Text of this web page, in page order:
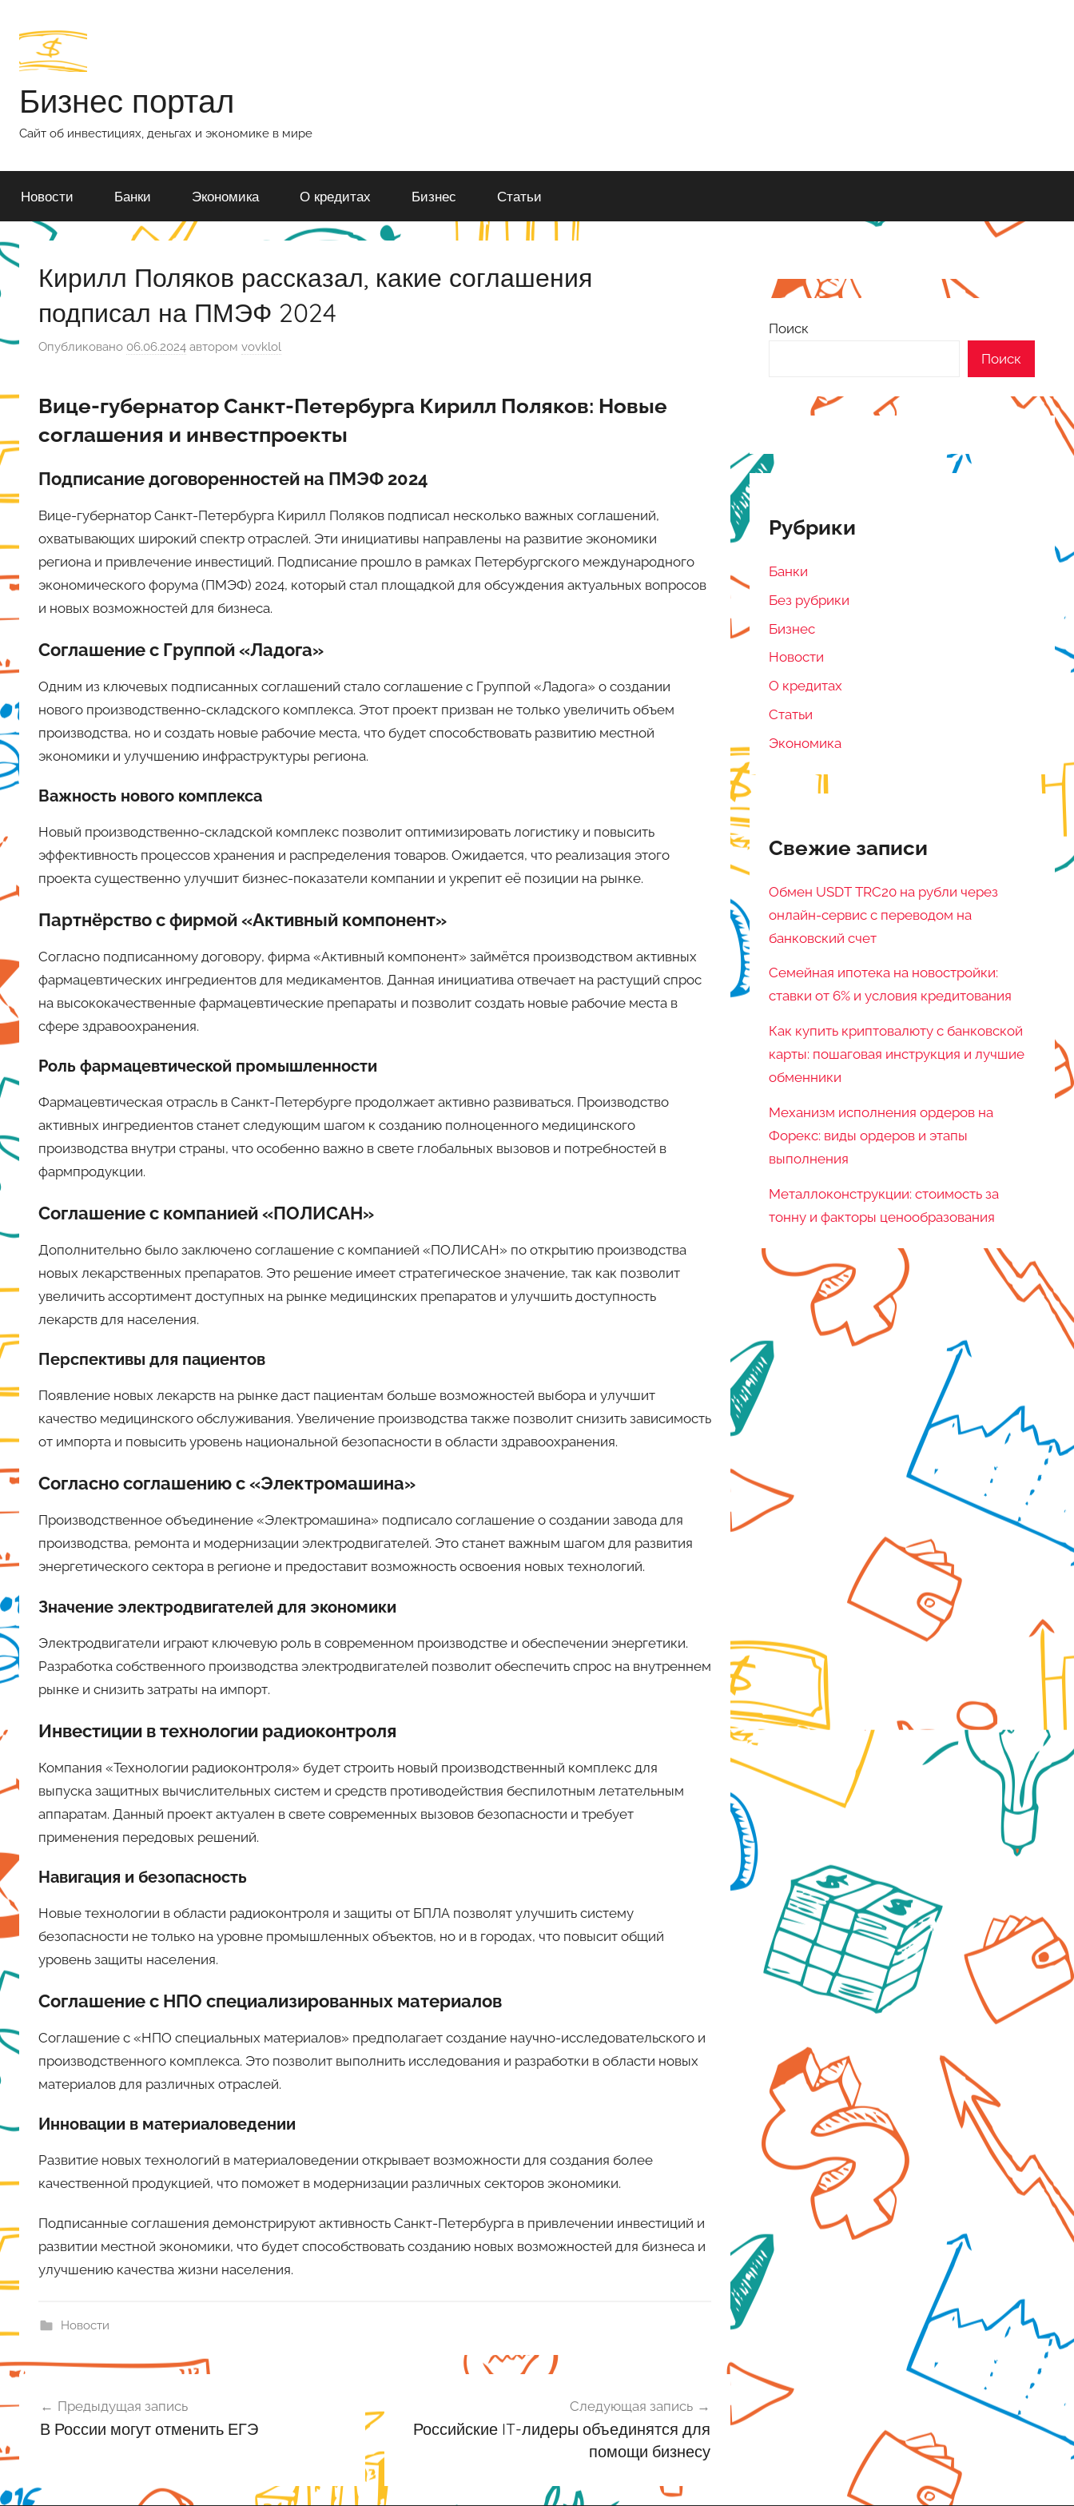
содержимому
Бизнес портал
Сайт об инвестициях, деньгах и экономике в мире
Новости Банки Экономика О кредитах Бизнес Статьи
Кирилл Поляков рассказал, какие соглашения
подписал на ПМЭФ 2024
Опубликовано 06.06.2024 автором vovklol
Вице-губернатор Санкт-Петербурга Кирилл Поляков: Новые
соглашения и инвестпроекты
Подписание договоренностей на ПМЭФ 2024
Вице-губернатор Санкт-Петербурга Кирилл Поляков подписал несколько важных соглашений,
охватывающих широкий спектр отраслей. Эти инициативы направлены на развитие экономики
региона и привлечение инвестиций. Подписание прошло в рамках Петербургского международного
экономического форума (ПМЭФ) 2024, который стал площадкой для обсуждения актуальных вопросов
и новых возможностей для бизнеса.
Соглашение с Группой «Ладога»
Одним из ключевых подписанных соглашений стало соглашение с Группой «Ладога» о создании
нового производственно-складского комплекса. Этот проект призван не только увеличить объем
производства, но и создать новые рабочие места, что будет способствовать развитию местной
экономики и улучшению инфраструктуры региона.
Важность нового комплекса
Новый производственно-складской комплекс позволит оптимизировать логистику и повысить
эффективность процессов хранения и распределения товаров. Ожидается, что реализация этого
проекта существенно улучшит бизнес-показатели компании и укрепит её позиции на рынке.
Партнёрство с фирмой «Активный компонент»
Согласно подписанному договору, фирма «Активный компонент» займётся производством активных
фармацевтических ингредиентов для медикаментов. Данная инициатива отвечает на растущий спрос
на высококачественные фармацевтические препараты и позволит создать новые рабочие места в
сфере здравоохранения.
Роль фармацевтической промышленности
Фармацевтическая отрасль в Санкт-Петербурге продолжает активно развиваться. Производство
активных ингредиентов станет следующим шагом к созданию полноценного медицинского
производства внутри страны, что особенно важно в свете глобальных вызовов и потребностей в
фармпродукции.
Соглашение с компанией «ПОЛИСАН»
Дополнительно было заключено соглашение с компанией «ПОЛИСАН» по открытию производства
новых лекарственных препаратов. Это решение имеет стратегическое значение, так как позволит
увеличить ассортимент доступных на рынке медицинских препаратов и улучшить доступность
лекарств для населения.
Перспективы для пациентов
Появление новых лекарств на рынке даст пациентам больше возможностей выбора и улучшит
качество медицинского обслуживания. Увеличение производства также позволит снизить зависимость
от импорта и повысить уровень национальной безопасности в области здравоохранения.
Согласно соглашению с «Электромашина»
Производственное объединение «Электромашина» подписало соглашение о создании завода для
производства, ремонта и модернизации электродвигателей. Это станет важным шагом для развития
энергетического сектора в регионе и предоставит возможность освоения новых технологий.
Значение электродвигателей для экономики
Электродвигатели играют ключевую роль в современном производстве и обеспечении энергетики.
Разработка собственного производства электродвигателей позволит обеспечить спрос на внутреннем
рынке и снизить затраты на импорт.
Инвестиции в технологии радиоконтроля
Компания «Технологии радиоконтроля» будет строить новый производственный комплекс для
выпуска защитных вычислительных систем и средств противодействия беспилотным летательным
аппаратам. Данный проект актуален в свете современных вызовов безопасности и требует
применения передовых решений.
Навигация и безопасность
Новые технологии в области радиоконтроля и защиты от БПЛА позволят улучшить систему
безопасности не только на уровне промышленных объектов, но и в городах, что повысит общий
уровень защиты населения.
Соглашение с НПО специализированных материалов
Соглашение с «НПО специальных материалов» предполагает создание научно-исследовательского и
производственного комплекса. Это позволит выполнить исследования и разработки в области новых
материалов для различных отраслей.
Инновации в материаловедении
Развитие новых технологий в материаловедении открывает возможности для создания более
качественной продукцией, что поможет в модернизации различных секторов экономики.
Подписанные соглашения демонстрируют активность Санкт-Петербурга в привлечении инвестиций и
развитии местной экономики, что будет способствовать созданию новых возможностей для бизнеса и
улучшению качества жизни населения.
Новости
по
Предыдущая запись
В России могут отменить ЕГЭ
Следующая запись
Российские IT-лидеры объединятся для
помощи бизнесу
Поиск
Поиск
Рубрики
Банки
Без рубрики
Бизнес
Новости
О кредитах
Статьи
Экономика
Свежие записи
Обмен USDT TRC20 на рубли через
онлайн-сервис с переводом на
банковский счет
Семейная ипотека на новостройки:
ставки от 6% и условия кредитования
Как купить криптовалюту с банковской
карты: пошаговая инструкция и лучшие
обменники
Механизм исполнения ордеров на
Форекс: виды ордеров и этапы
выполнения
Металлоконструкции: стоимость за
тонну и факторы ценообразования